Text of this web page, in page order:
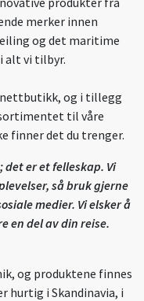
merker innen
og det maritime
alt vi tilbyr.
og i tillegg
til våre
finner det du trenger.
er et felleskap. Vi
så bruk gjerne
medier. Vi elsker å
en del av din reise.
og produktene finnes
hurtig i Skandinavia, i